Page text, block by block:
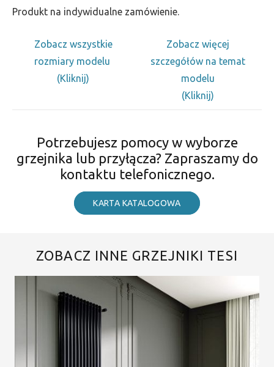
Produkt na indywidualne zamówienie.
Zobacz wszystkie
rozmiary modelu
(Kliknij)
Zobacz więcej
szczegółów na temat
modelu
(Kliknij)
Potrzebujesz pomocy w wyborze
grzejnika lub przyłącza? Zapraszamy do
kontaktu telefonicznego.
KARTA KATALOGOWA
ZOBACZ INNE GRZEJNIKI TESI